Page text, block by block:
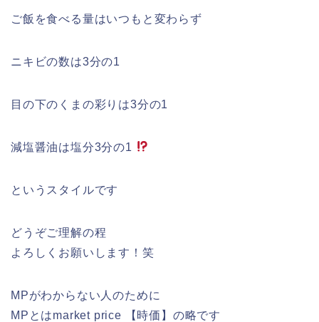
ご飯を食べる量はいつもと変わらず
ニキビの数は3分の1
目の下のくまの彩りは3分の1
減塩醤油は塩分3分の1
というスタイルです
どうぞご理解の程
よろしくお願いします！笑
MPがわからない人のために
MPとはmarket price 【時価】の略です